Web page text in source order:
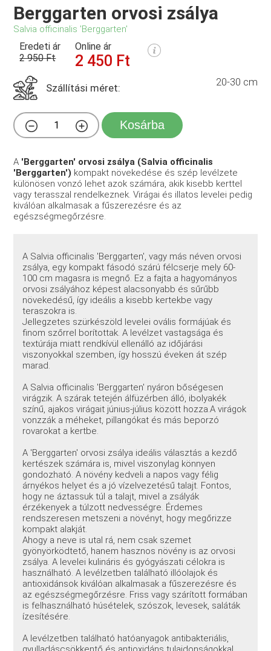
Berggarten orvosi zsálya
Salvia officinalis 'Berggarten'
Eredeti ár
2 950 Ft
Online ár
2 450 Ft
Szállítási méret: 20-30 cm
Kosárba
A 'Berggarten' orvosi zsálya (Salvia officinalis
'Berggarten') kompakt növekedése és szép levélzete
különösen vonzó lehet azok számára, akik kisebb kerttel
vagy terasszal rendelkeznek. Virágai és illatos levelei pedig
kiválóan alkalmasak a fűszerezésre és az
egészségmegőrzésre.
A Salvia officinalis 'Berggarten', vagy más néven orvosi
zsálya, egy kompakt fásodó szárú félcserje mely 60-
100 cm magasra is megnő. Ez a fajta a hagyományos
orvosi zsályához képest alacsonyabb és sűrűbb
növekedésű, így ideális a kisebb kertekbe vagy
teraszokra is.
Jellegzetes szürkészöld levelei ovális formájúak és
finom szőrrel borítottak. A levélzet vastagsága és
textúrája miatt rendkívül ellenálló az időjárási
viszonyokkal szemben, így hosszú éveken át szép
marad.
A Salvia officinalis 'Berggarten' nyáron bőségesen
virágzik. A szárak tetején álfüzérben álló, ibolyakék
színű, ajakos virágait június-július között hozza.A virágok
vonzzák a méheket, pillangókat és más beporzó
rovarokat a kertbe.
A 'Berggarten' orvosi zsálya ideális választás a kezdő
kertészek számára is, mivel viszonylag könnyen
gondozható. A növény kedveli a napos vagy félig
árnyékos helyet és a jó vízelvezetésű talajt. Fontos,
hogy ne áztassuk túl a talajt, mivel a zsályák
érzékenyek a túlzott nedvességre. Érdemes
rendszeresen metszeni a növényt, hogy megőrizze
kompakt alakját.
Ahogy a neve is utal rá, nem csak szemet
gyönyörködtető, hanem hasznos növény is az orvosi
zsálya. A levelei kulináris és gyógyászati ​​célokra is
használható. A levélzetben található illóolajok és
antioxidánsok kiválóan alkalmasak a fűszerezésre és
az egészségmegőrzésre. Friss vagy szárított formában
is felhasználható húsételek, szószok, levesek, saláták
ízesítésére.
A levélzetben található hatóanyagok antibakteriális,